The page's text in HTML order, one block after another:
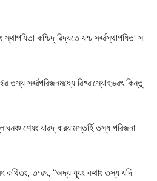
কশ্চিদ্ ৱিদ্যতে যশ্চ সর্ৱ্ৱস্থাপযিতা স
ইৱ তস্য সর্ৱ্ৱপরিজনমধ্যে ৱিশ্ৱাস্যোঽভৱৎ কিন্তু
শেষং যাৱদ্ ধারযামস্তর্হি তস্য পরিজনা
কথিতং, তদ্ৱৎ, “অদ্য যূযং কথাং তস্য যদি